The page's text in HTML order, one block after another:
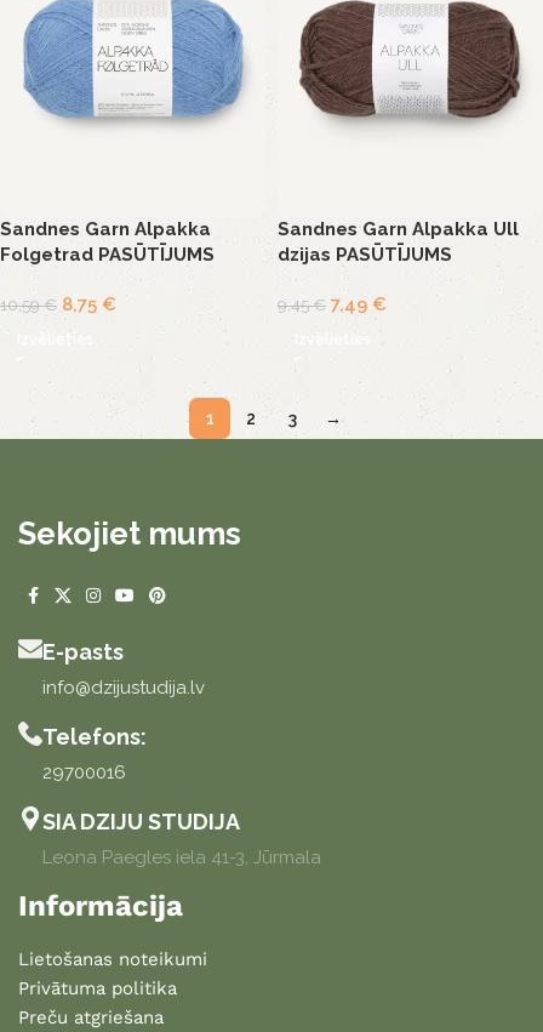
Sandnes Garn Alpakka
Folgetrad PASŪTĪJUMS
10,59€ 8,75 €
Izvēlieties
Sandnes Garn Alpakka Ull
dzijas PASŪTĪJUMS
9,45€ 7,49 €
Izvēlieties
1 2 3 →
Sekojiet mums
E-pasts
info@dzijustudija.lv
Telefons:
29700016
SIA DZIJU STUDIJA
Leona Paegles iela 41-3, Jūrmala
Informācija
Lietošanas noteikumi
Privātuma politika
Preču atgriešana